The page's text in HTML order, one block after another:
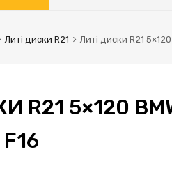
Литі диски R21 Литі диски R21 5×120
R21 5×120